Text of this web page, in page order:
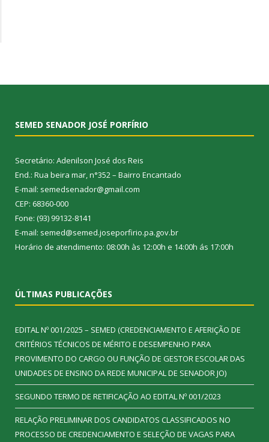
SEMED SENADOR JOSÉ PORFÍRIO
Secretário: Adenilson José dos Reis
End.: Rua beira mar, n°352 – Bairro Encantado
E-mail: semedsenador@gmail.com
CEP: 68360-000
Fone: (93) 99132-8141
E-mail: semed@semed.joseporfirio.pa.gov.br
Horário de atendimento: 08:00h às 12:00h e 14:00h ás 17:00h
ÚLTIMAS PUBLICAÇÕES
EDITAL Nº 001/2025 – SEMED (CREDENCIAMENTO E AFERIÇÃO DE
CRITÉRIOS TÉCNICOS DE MÉRITO E DESEMPENHO PARA
PROVIMENTO DO CARGO OU FUNÇÃO DE GESTOR ESCOLAR DAS
UNIDADES DE ENSINO DA REDE MUNICIPAL DE SENADOR JO)
SEGUNDO TERMO DE RETIFICAÇÃO AO EDITAL Nº 001/2023
RELAÇÃO PRELIMINAR DOS CANDIDATOS CLASSIFICADOS NO
PROCESSO DE CREDENCIAMENTO E SELEÇÃO DE VAGAS PARA